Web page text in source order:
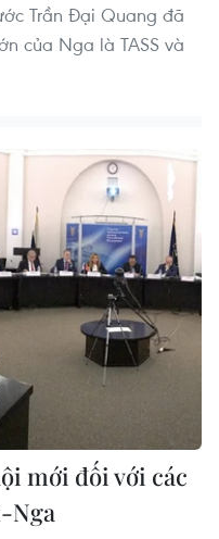
Trần Đại Quang đã
của Nga là TASS và
mới đối với các
Nga